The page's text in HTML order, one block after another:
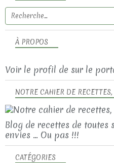
NOTRE CAHIER DE
Blog de recettes de toutes
envies ... Ou pas !!!
À PROPOS
Voir le profil de sur le
CATÉGORIES